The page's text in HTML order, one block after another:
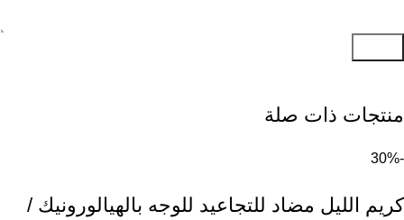
منتجات ذات صلة
-30%
كريم الليل مضاد للتجاعيد للوجه بالهيالورونيك /